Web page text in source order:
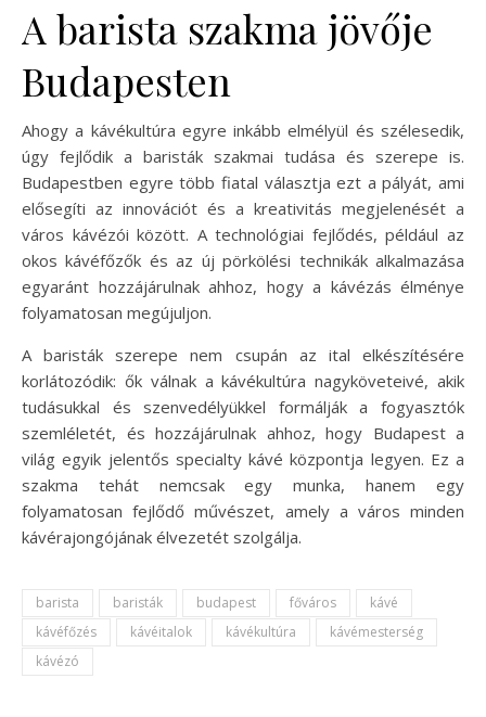
A barista szakma jövője
Budapesten
Ahogy a kávékultúra egyre inkább elmélyül és szélesedik,
úgy fejlődik a baristák szakmai tudása és szerepe is.
Budapestben egyre több fiatal választja ezt a pályát, ami
elősegíti az innovációt és a kreativitás megjelenését a
város kávézói között. A technológiai fejlődés, például az
okos kávéfőzők és az új pörkölési technikák alkalmazása
egyaránt hozzájárulnak ahhoz, hogy a kávézás élménye
folyamatosan megújuljon.
A baristák szerepe nem csupán az ital elkészítésére
korlátozódik: ők válnak a kávékultúra nagyköveteivé, akik
tudásukkal és szenvedélyükkel formálják a fogyasztók
szemléletét, és hozzájárulnak ahhoz, hogy Budapest a
világ egyik jelentős specialty kávé központja legyen. Ez a
szakma tehát nemcsak egy munka, hanem egy
folyamatosan fejlődő művészet, amely a város minden
kávérajongójának élvezetét szolgálja.
barista baristák budapest főváros
kávé
kávéfőzés
kávéitalok kávékultúra
kávémesterség
kávézó